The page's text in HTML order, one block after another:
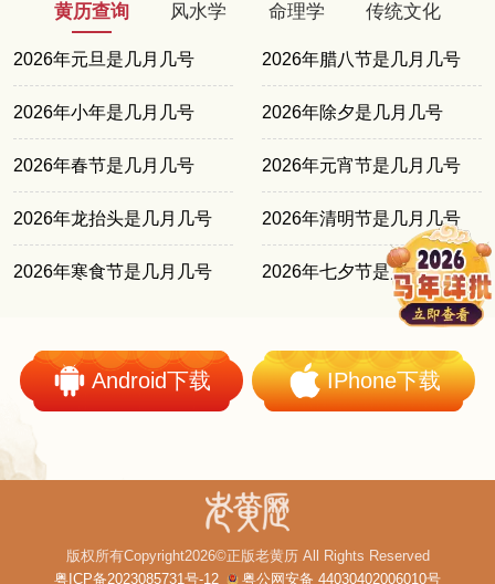
黄历查询 风水学 命理学 传统文化
2026年元旦是几月几号 2026年腊八节是几月几号
2026年小年是几月几号 2026年除夕是几月几号
2026年春节是几月几号 2026年元宵节是几月几号
2026年龙抬头是几月几号 2026年清明节是几月几号
2026年寒食节是几月几号 2026年七夕节是几月几号
Android下载 IPhone下载
版权所有Copyright2026©正版老黄历 All Rights Reserved
粤ICP备2023085731号-12
粤公网安备 44030402006010号